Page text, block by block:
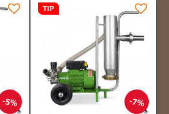
5% 7%
TIP